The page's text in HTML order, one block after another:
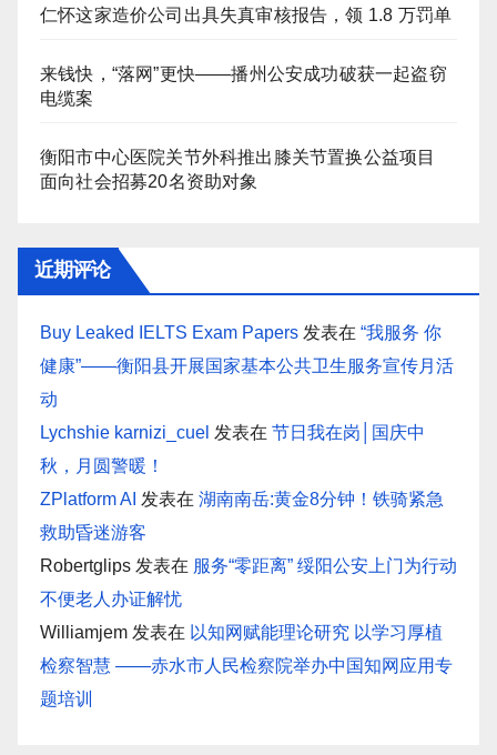
仁怀这家造价公司出具失真审核报告，领 1.8 万罚单
来钱快，“落网”更快——播州公安成功破获一起盗窃
电缆案
衡阳市中心医院关节外科推出膝关节置换公益项目
面向社会招募20名资助对象
近期评论
Buy Leaked IELTS Exam Papers 发表在 “我服务 你
健康”——衡阳县开展国家基本公共卫生服务宣传月活
动
Lychshie karnizi_cuel 发表在 节日我在岗│国庆中
秋，月圆警暖！
ZPlatform AI 发表在 湖南南岳:黄金8分钟！铁骑紧急
救助昏迷游客
Robertglips 发表在 服务“零距离” 绥阳公安上门为行动
不便老人办证解忧
Williamjem 发表在 以知网赋能理论研究 以学习厚植
检察智慧 ——赤水市人民检察院举办中国知网应用专
题培训